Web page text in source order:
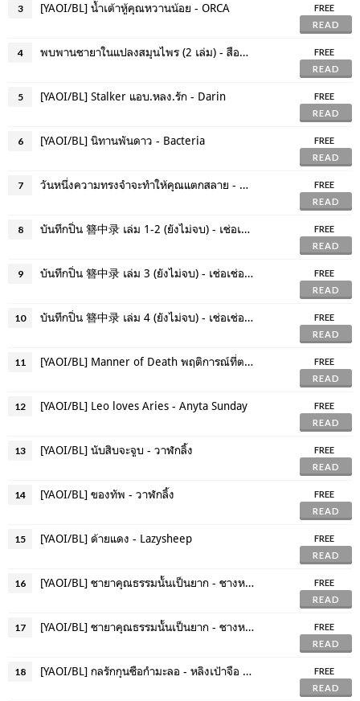
3 [YAOI/BL] น้ำเต้าหู้คุณหวานน้อย - ORCA
FREE
READ
4 พบพานชายาในแปลงสมุนไพร (2 เล่ม) - สือหลัว
FREE
READ
5 [YAOI/BL] Stalker แอบ.หลง.รัก - Darin
FREE
READ
6 [YAOI/BL] นิทานพันดาว - Bacteria
FREE
READ
7 วันหนึ่งความทรงจำจะทำให้คุณแตกสลาย - จิดานันท์ เหลืองเพียรสมุท
FREE
READ
8 บันทึกปิ่น 簪中录 เล่ม 1-2 (ยังไม่จบ) - เช่อเช่อชิงหาน
FREE
READ
9 บันทึกปิ่น 簪中录 เล่ม 3 (ยังไม่จบ) - เช่อเช่อชิงหาน
FREE
READ
10 บันทึกปิ่น 簪中录 เล่ม 4 (ยังไม่จบ) - เช่อเช่อชิงหาน
FREE
READ
11 [YAOI/BL] Manner of Death พฤติการณ์ที่ตาย - Sammon
FREE
READ
12 [YAOI/BL] Leo loves Aries - Anyta Sunday
FREE
READ
13 [YAOI/BL] นับสิบจะจูบ - วาฬกลิ้ง
FREE
READ
14 [YAOI/BL] ของทัพ - วาฬกลิ้ง
FREE
READ
15 [YAOI/BL] ด้ายแดง - Lazysheep
FREE
READ
16 [YAOI/BL] ชายาคุณธรรมนั้นเป็นยาก - ชางหมิง (เล่ม 1)
FREE
READ
17 [YAOI/BL] ชายาคุณธรรมนั้นเป็นยาก - ชางหมิง (เล่ม 2 )
FREE
READ
18 [YAOI/BL] กลรักกุนซือกำมะลอ - หลิงเป้าจือ (2 เล่มจบ)
FREE
READ